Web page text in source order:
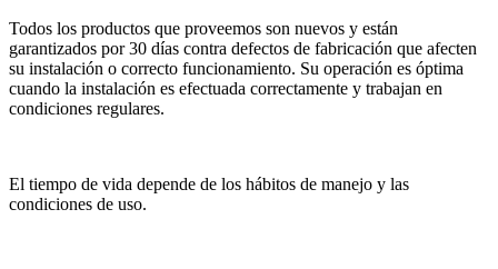
Todos los productos que proveemos son nuevos y están
garantizados por 30 días contra defectos de fabricación que afecten
su instalación o correcto funcionamiento. Su operación es óptima
cuando la instalación es efectuada correctamente y trabajan en
condiciones regulares.
El tiempo de vida depende de los hábitos de manejo y las
condiciones de uso.